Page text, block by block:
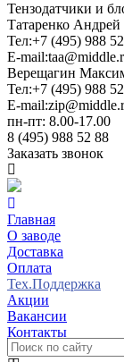
Тензодатчики и
Татаренко
Тел:+7 (495) 988
E-mail:
Верещагин
Тел:+7 (495) 988
E-mail:
пн-пт: 8.00-17.00
8 (495) 988 52 88
Заказать звонок
Главная
О заводе
Доставка
Оплата
Тех.Поддержка
Акции
Вакансии
Контакты